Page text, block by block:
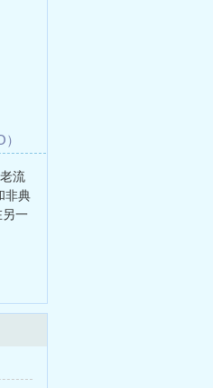
流
非典
一